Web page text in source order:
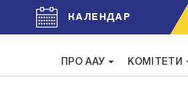
КАЛЕНДАР
ПРО ААУ КОМІТЕТИ